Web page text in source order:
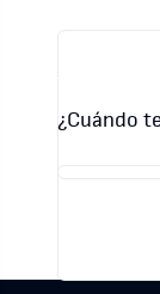
¿Cuándo